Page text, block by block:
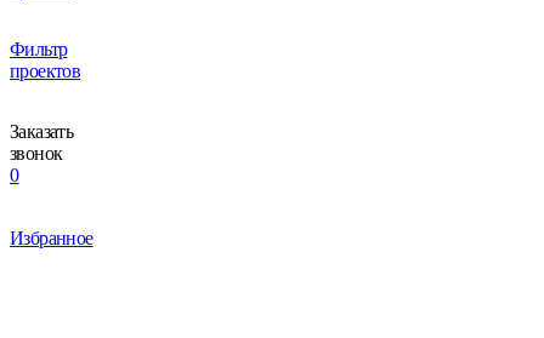
Фильтр
проектов
Заказать
звонок
0
Избранное